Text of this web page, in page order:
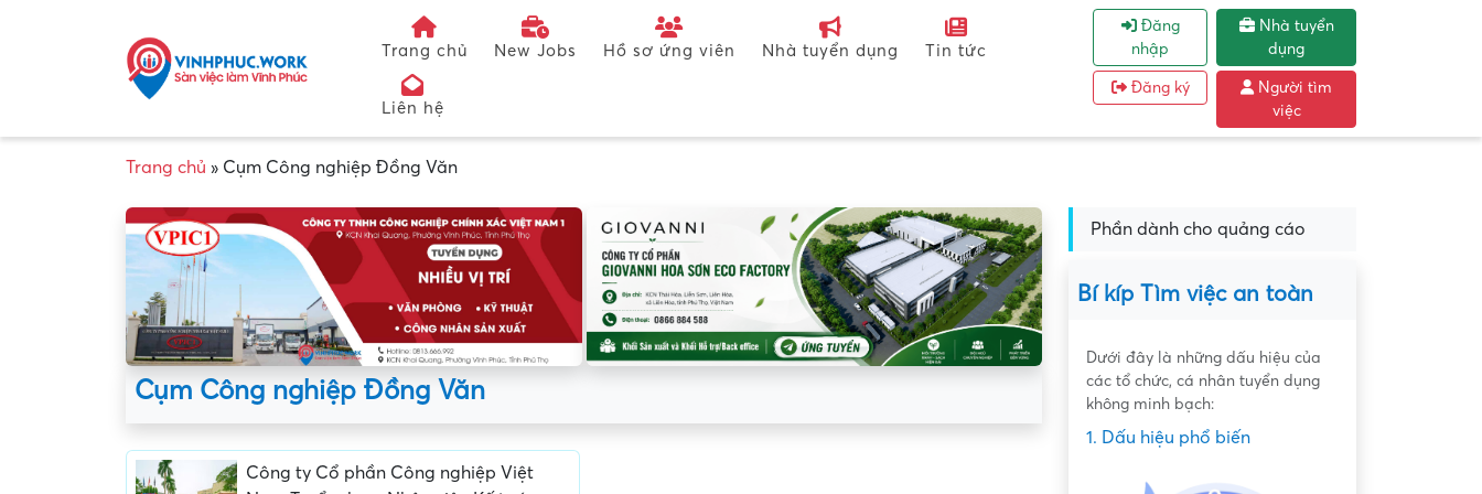
Trang chủ New Jobs Hồ sơ ứng viên Nhà tuyển dụng Tin tức
Liên hệ
Đăng
nhập
Đăng ký
Nhà tuyển
dụng
Người tìm
việc
Trang chủ » Cụm Công nghiệp Đồng Văn
Cụm Công nghiệp Đồng Văn
Công ty Cổ phần Công nghiệp Việt
Phần dành cho quảng cáo
Bí kíp Tìm việc an toàn
Dưới đây là những dấu hiệu của
các tổ chức, cá nhân tuyển dụng
không minh bạch:
1. Dấu hiệu phổ biến